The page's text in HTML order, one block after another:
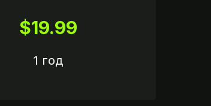
$19.99
1 год